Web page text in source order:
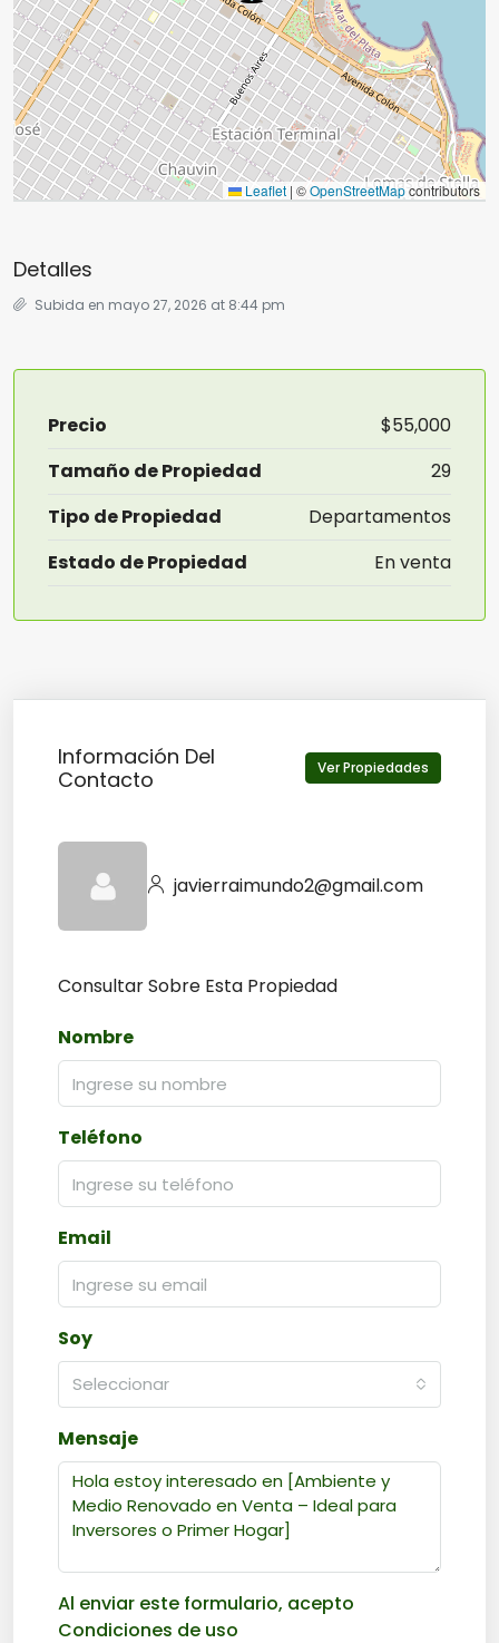
Leaflet | ©OpenStreetMapcontributors
Detalles
Subida en mayo 27, 2026 at 8:44 pm
Precio
$55,000
Tamaño de Propiedad
29
Tipo de Propiedad
Departamentos
Estado de Propiedad
En venta
Información Del
Contacto
Ver Propiedades
javierraimundo2@gmail.com
Consultar Sobre Esta Propiedad
Nombre
Teléfono
Email
Soy
Seleccionar
Mensaje
Al enviar este formulario, acepto
Condiciones de uso